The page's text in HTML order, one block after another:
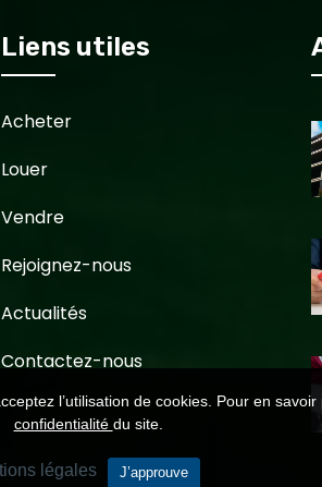
Liens utiles
Acheter
Louer
Vendre
Rejoignez-nous
Actualités
Contactez-nous
l’utilisation de cookies. Pour en
confidentialité du site.
légales J’approuve